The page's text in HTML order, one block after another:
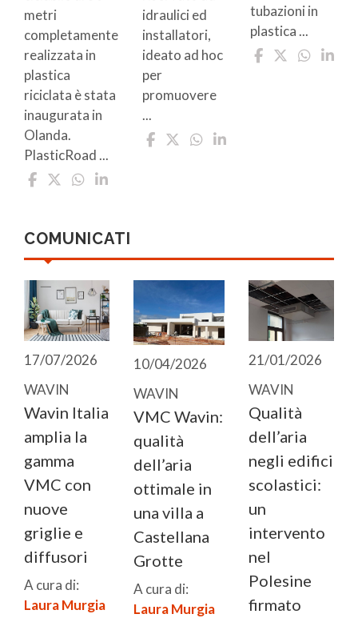
metri
completamente
realizzata in
plastica
riciclata è stata
inaugurata in
Olanda.
PlasticRoad ...
idraulici ed
installatori,
ideato ad hoc
per
promuovere
...
tubazioni in
plastica ...
COMUNICATI
17/07/2026
WAVIN
Wavin Italia
amplia la
gamma
VMC con
nuove
griglie e
diffusori
A cura di:
Laura Murgia
10/04/2026
WAVIN
VMC Wavin:
qualità
dell’aria
ottimale in
una villa a
Castellana
Grotte
A cura di:
Laura Murgia
21/01/2026
WAVIN
Qualità
dell’aria
negli edifici
scolastici:
un
intervento
nel
Polesine
firmato